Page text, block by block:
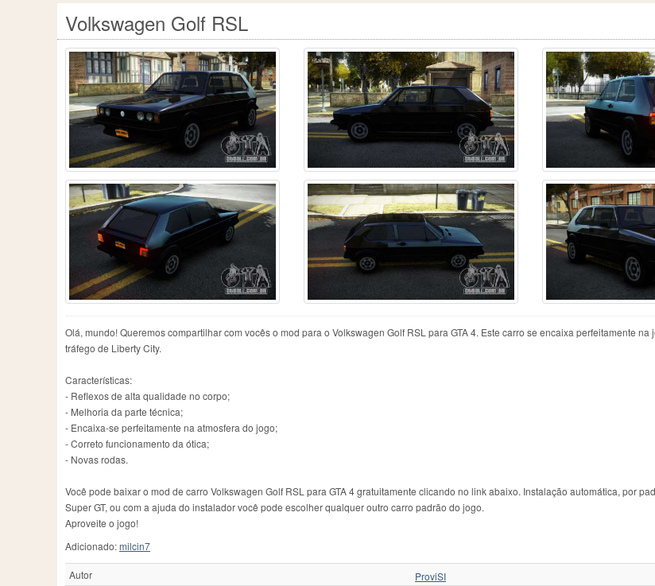
Volkswagen Golf RSL
Olá, mundo! Queremos compartilhar com vocês o mod para o Volkswagen Golf RSL para GTA 4. Este carro se encaixa perfeitamente
tráfego de Liberty City.
Características:
- Reflexos de alta qualidade no corpo;
- Melhoria da parte técnica;
- Encaixa-se perfeitamente na atmosfera do jogo;
- Correto funcionamento da ótica;
- Novas rodas.
Você pode baixar o mod de carro Volkswagen Golf RSL para GTA 4 gratuitamente clicando no link abaixo. Instalação automática, por
Super GT, ou com a ajuda do instalador você pode escolher qualquer outro carro padrão do jogo.
Aproveite o jogo!
Adicionado:milcin7
Autor
ProviSI